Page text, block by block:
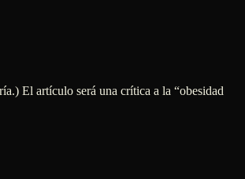
El artículo será una crítica a la “obesidad